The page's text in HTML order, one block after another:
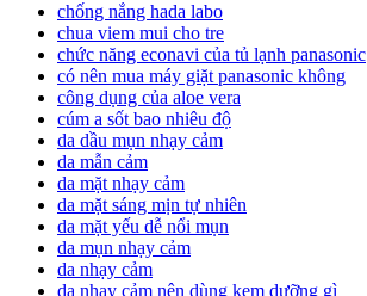
chống nắng hada labo
chua viem mui cho tre
chức năng econavi của tủ lạnh panasonic
có nên mua máy giặt panasonic không
công dụng của aloe vera
cúm a sốt bao nhiêu độ
da dầu mụn nhạy cảm
da mẫn cảm
da mặt nhạy cảm
da mặt sáng mịn tự nhiên
da mặt yếu dễ nổi mụn
da mụn nhạy cảm
da nhạy cảm
da nhạy cảm nên dùng kem dưỡng gì